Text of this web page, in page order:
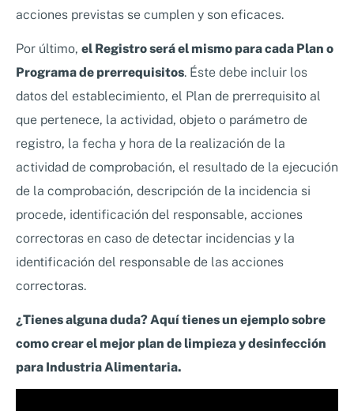
acciones previstas se cumplen y son eficaces.
Por último, el Registro será el mismo para cada Plan o
Programa de prerrequisitos. Éste debe incluir los
datos del establecimiento, el Plan de prerrequisito al
que pertenece, la actividad, objeto o parámetro de
registro, la fecha y hora de la realización de la
actividad de comprobación, el resultado de la ejecución
de la comprobación, descripción de la incidencia si
procede, identificación del responsable, acciones
correctoras en caso de detectar incidencias y la
identificación del responsable de las acciones
correctoras.
¿Tienes alguna duda? Aquí tienes un ejemplo sobre
como crear el mejor plan de limpieza y desinfección
para Industria Alimentaria.